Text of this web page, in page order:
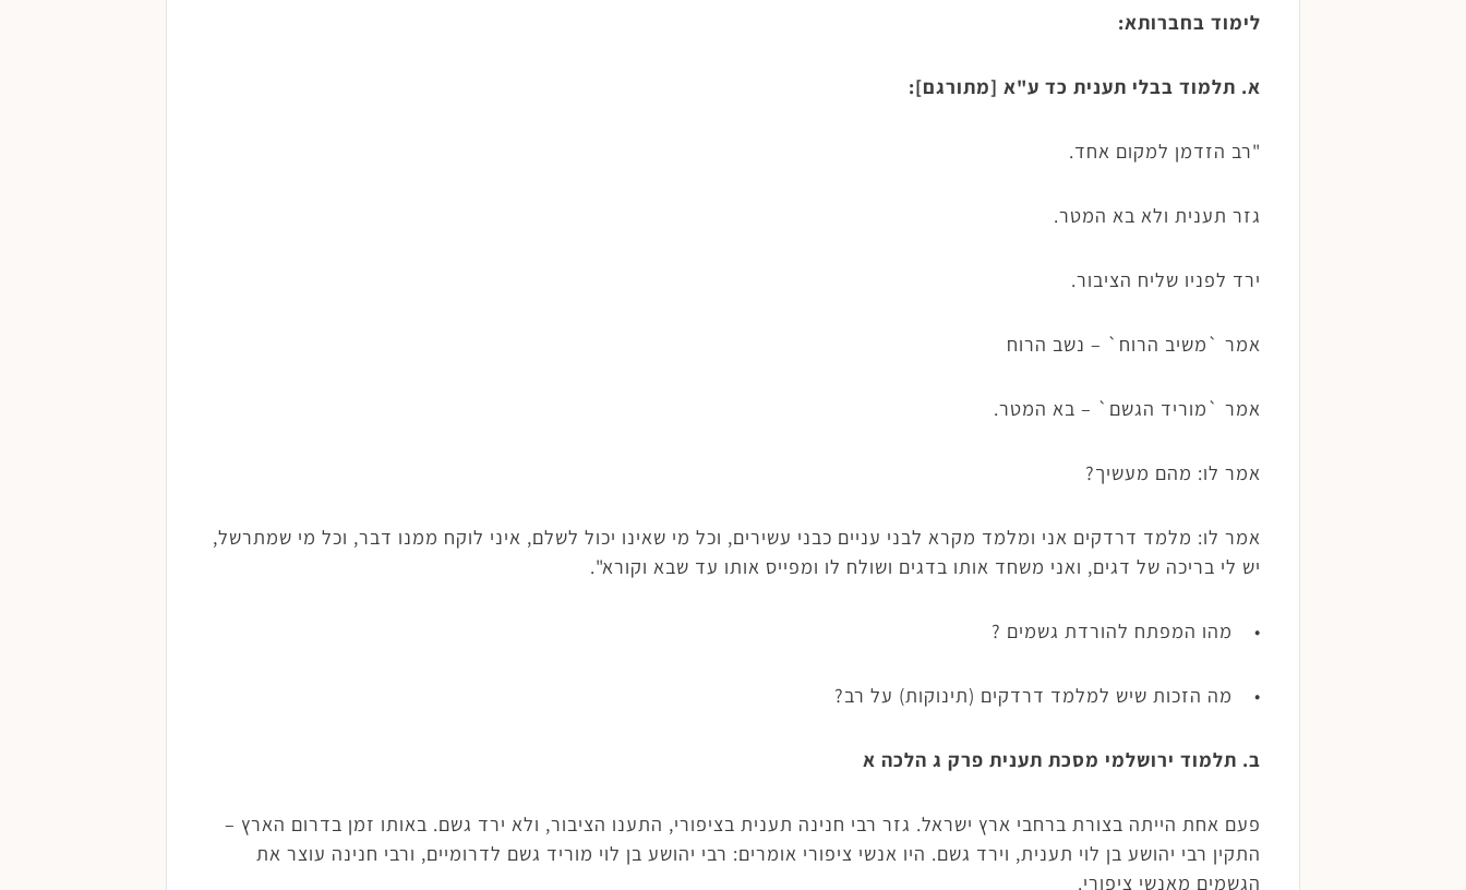
לימוד בחברותא:
א. תלמוד בבלי תענית כד ע"א [מתורגם]:
"רב הזדמן למקום אחד.
גזר תענית ולא בא המטר.
ירד לפניו שליח הציבור.
אמר `משיב הרוח` – נשב הרוח
אמר `מוריד הגשם` – בא המטר.
אמר לו: מהם מעשיך?
אמר לו: מלמד דרדקים אני ומלמד מקרא לבני עניים כבני עשירים, וכל מי שאינו יכול לשלם, איני לוקח ממנו דבר, וכל מי שמתרשל,
יש לי בריכה של דגים, ואני משחד אותו בדגים ושולח לו ומפייס אותו עד שבא וקורא".
• מהו המפתח להורדת גשמים ?
• מה הזכות שיש למלמד דרדקים (תינוקות) על רב?
ב. תלמוד ירושלמי מסכת תענית פרק ג הלכה א
פעם אחת הייתה בצורת ברחבי ארץ ישראל. גזר רבי חנינה תענית בציפורי, התענו הציבור, ולא ירד גשם. באותו זמן בדרום הארץ –
התקין רבי יהושע בן לוי תענית, וירד גשם. היו אנשי ציפורי אומרים: רבי יהושע בן לוי מוריד גשם לדרומיים, ורבי חנינה עוצר את
הגשמים מאנשי ציפורי.